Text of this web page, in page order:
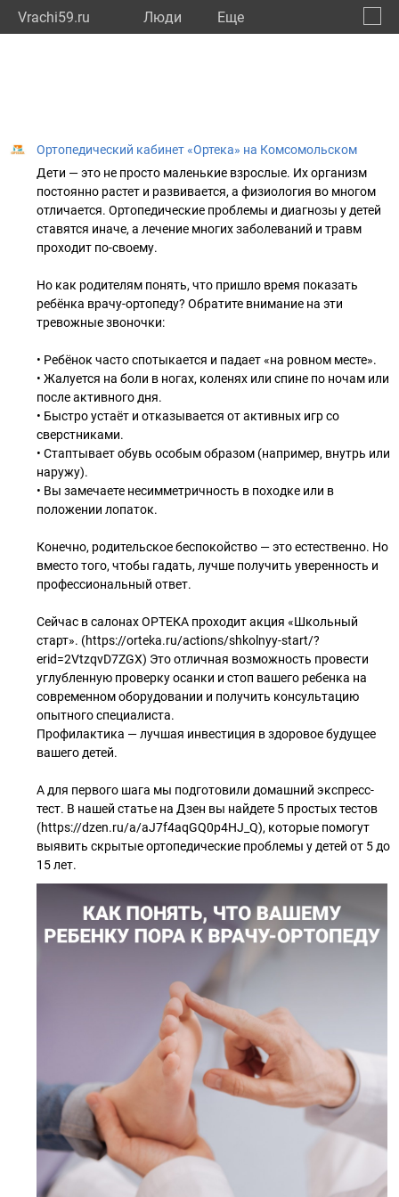
Vrachi59.ru Люди Eще
Ортопедический кабинет «Ортека» на Комсомольском
Дети — это не просто маленькие взрослые. Их организм
постоянно растет и развивается, а физиология во многом
отличается. Ортопедические проблемы и диагнозы у детей
ставятся иначе, а лечение многих заболеваний и травм
проходит по-своему.
Но как родителям понять, что пришло время показать
ребёнка врачу-ортопеду? Обратите внимание на эти
тревожные звоночки:
• Ребёнок часто спотыкается и падает «на ровном месте».
• Жалуется на боли в ногах, коленях или спине по ночам или
после активного дня.
• Быстро устаёт и отказывается от активных игр со
сверстниками.
• Стаптывает обувь особым образом (например, внутрь или
наружу).
• Вы замечаете несимметричность в походке или в
положении лопаток.
Конечно, родительское беспокойство — это естественно. Но
вместо того, чтобы гадать, лучше получить уверенность и
профессиональный ответ.
Сейчас в салонах ОРТЕКА проходит акция «Школьный
старт». (https://orteka.ru/actions/shkolnyy-start/?
erid=2VtzqvD7ZGX) Это отличная возможность провести
углубленную проверку осанки и стоп вашего ребенка на
современном оборудовании и получить консультацию
опытного специалиста.
Профилактика — лучшая инвестиция в здоровое будущее
вашего детей.
А для первого шага мы подготовили домашний экспресс-
тест. В нашей статье на Дзен вы найдете 5 простых тестов
(https://dzen.ru/a/aJ7f4aqGQ0p4HJ_Q), которые помогут
выявить скрытые ортопедические проблемы у детей от 5 до
15 лет.